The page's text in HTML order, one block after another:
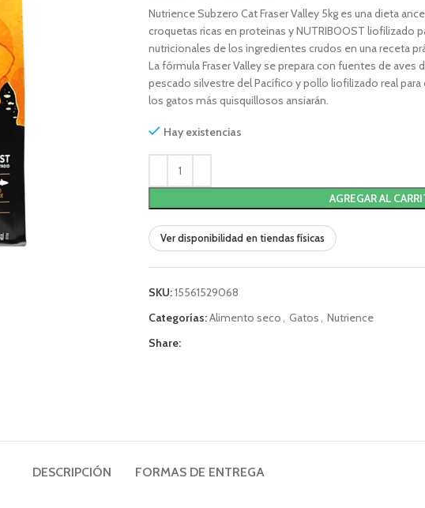
Nutrience Subzero Cat Fraser Valley 5kg es una dieta
croquetas ricas en proteinas y NUTRIBOOST liofilizado
nutricionales de los ingredientes crudos en una receta
La fórmula Fraser Valley se prepara con fuentes de aves
pescado silvestre del Pacífico y pollo liofilizado real
los gatos más quisquillosos ansiarán.
Hay existencias
AGREGAR AL
Ver disponibilidad en tiendas físicas
SKU:15561529068
Categorías:Alimento seco, Gatos, Nutrience
Share:
DESCRIPCIÓN FORMAS DE ENTREGA